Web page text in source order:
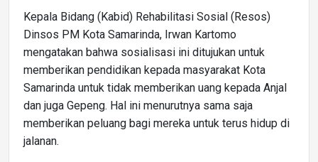
Kepala Bidang (Kabid) Rehabilitasi Sosial (Resos)
Dinsos PM Kota Samarinda, Irwan Kartomo
mengatakan bahwa sosialisasi ini ditujukan untuk
memberikan pendidikan kepada masyarakat Kota
Samarinda untuk tidak memberikan uang kepada Anjal
dan juga Gepeng. Hal ini menurutnya sama saja
memberikan peluang bagi mereka untuk terus hidup di
jalanan.